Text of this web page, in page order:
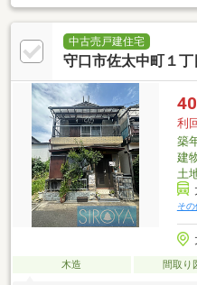
中古売戸建住宅
守口市佐太中町１丁
利
築
建
土
そ
木造 間取り